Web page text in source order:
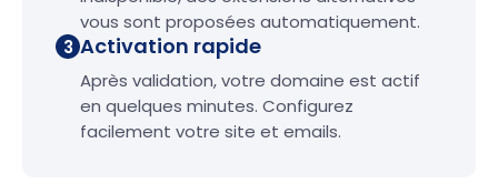
vous sont proposées automatiquement.
3 Activation rapide
Après validation, votre domaine est actif
en quelques minutes. Configurez
facilement votre site et emails.